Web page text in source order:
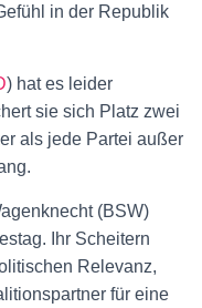
in der Republik
) hat es leider
sie sich Platz zwei
als jede Partei außer
(BSW)
Ihr Scheitern
Relevanz,
für eine